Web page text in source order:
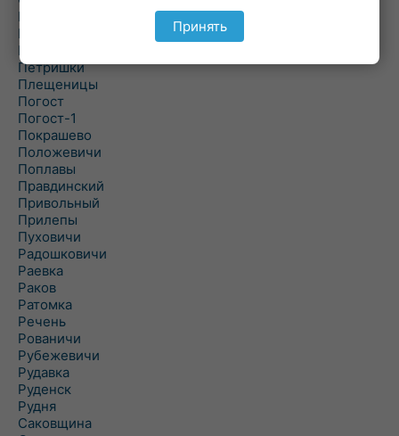
Пасека
Пастовичи
Першаи
Петришки
Плещеницы
Погост
Погост-1
Покрашево
Положевичи
Поплавы
Правдинский
Привольный
Прилепы
Пуховичи
Радошковичи
Раевка
Раков
Ратомка
Речень
Рованичи
Рубежевичи
Рудавка
Руденск
Рудня
Саковщина
Принять